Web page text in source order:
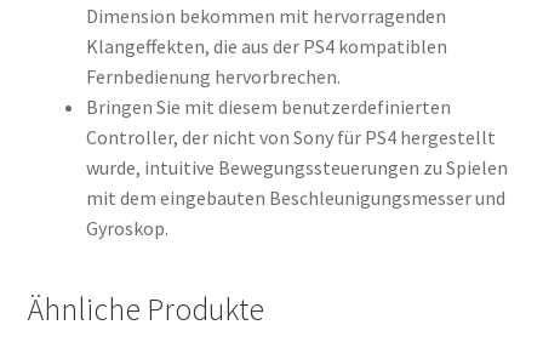
Dimension bekommen mit hervorragenden
Klangeffekten, die aus der PS4 kompatiblen
Fernbedienung hervorbrechen.
Bringen Sie mit diesem benutzerdefinierten
Controller, der nicht von Sony für PS4 hergestellt
wurde, intuitive Bewegungssteuerungen zu Spielen
mit dem eingebauten Beschleunigungsmesser und
Gyroskop.
Ähnliche Produkte